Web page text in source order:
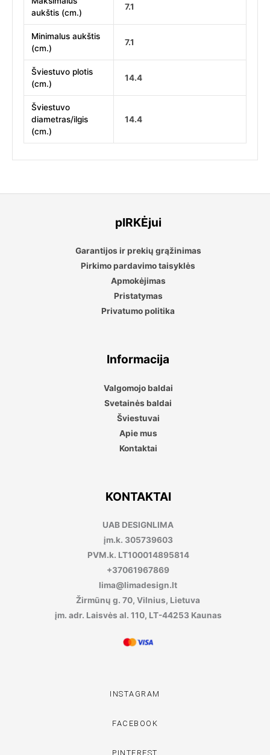
aukštis (cm.)
7.1
Minimalus aukštis
(cm.)
7.1
Šviestuvo plotis
(cm.)
14.4
Šviestuvo
diametras/ilgis
(cm.)
14.4
pIRKĖjui
Garantijos ir prekių grąžinimas
Pirkimo pardavimo taisyklės
Apmokėjimas
Pristatymas
Privatumo politika
Informacija
Valgomojo baldai
Svetainės baldai
Šviestuvai
Apie mus
Kontaktai
KONTAKTAI
UAB DESIGNLIMA
įm.k. 305739603
PVM.k. LT100014895814
+37061967869
lima@limadesign.lt
Žirmūnų g. 70, Vilnius, Lietuva
įm. adr. Laisvės al. 110, LT-44253 Kaunas
INSTAGRAM
FACEBOOK
PINTEREST